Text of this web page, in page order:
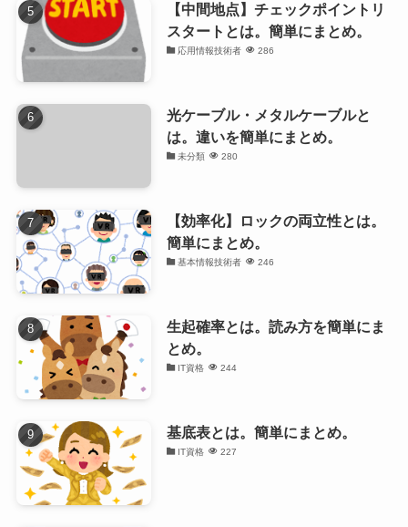
【中間地点】チェックポイントリ
スタートとは。簡単にまとめ。
応用情報技術者 286
光ケーブル・メタルケーブルと
は。違いを簡単にまとめ。
未分類 280
【効率化】ロックの両立性とは。
簡単にまとめ。
基本情報技術者 246
生起確率とは。読み方を簡単にま
とめ。
IT資格 244
基底表とは。簡単にまとめ。
IT資格 227